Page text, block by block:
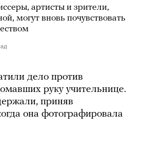
артисты и зрители,
могут вновь почувствовать
дело против
руку учительнице.
приняв
она фотографировала